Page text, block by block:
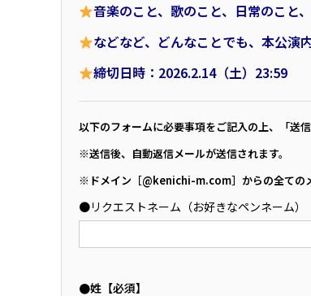
音楽のこと、歌のこと、日常のこと
などなど、どんなことでも、本公演
締切日時：2026.2.14（土）23:59
以下のフォームに必要事項をご記入の上、「送
※送信後、自動返信メールが送信されます。
※ドメイン［@kenichi-m.com］からの全ての
●リクエストネーム（お好きなペンネーム）
●姓【必須】